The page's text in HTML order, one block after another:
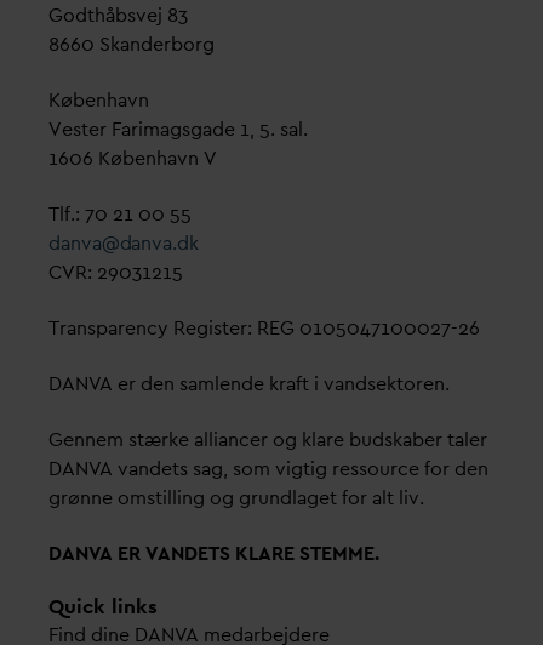
Godthåbsvej 83
8660 Skanderborg
København
Vester Farimagsgade 1, 5. sal.
1606 København V
Tlf.: 70 21 00 55
danva@danva.dk
CVR: 29031215
Transparency Register: REG 0105047100027-26
DANVA er den samlende kraft i vandsektoren.
Gennem stærke alliancer og klare budskaber taler
DANVA vandets sag, som vigtig ressource for den
grønne omstilling og grundlaget for alt liv.
DANVA ERVANDETS KLARE STEMME.
Quick links
Find dine DANVA medarbejdere